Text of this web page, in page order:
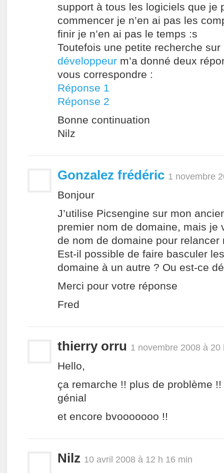
support à tous les logiciels que je
commencer je n’en ai pas les
finir je n’en ai pas le temps :s
Toutefois une petite recherche sur
développeur m’a donné deux
vous correspondre :
Réponse 1
Réponse 2
Bonne continuation
Nilz
Gonzalez frédéric 1 novembre
Bonjour
J’utilise Picsengine sur mon
premier nom de domaine, mais je
de nom de domaine pour relancer
Est-il possible de faire basculer
domaine à un autre ? Ou est-ce
Merci pour votre réponse
Fred
thierry orru 1 novembre 2008 à 20
Hello,
ça remarche !! plus de problème !!
génial
et encore bvooooooo !!
Nilz 10 avril 2008 à 12 h 16 min